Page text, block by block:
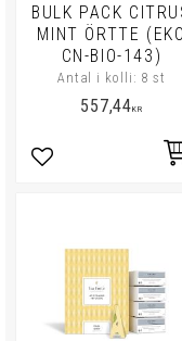
BULK PACK
MINT ÖRTTE (EKO
CN-BIO-143)
Antal i kolli: 8 st
557,44KR
Lägg till i favoriter